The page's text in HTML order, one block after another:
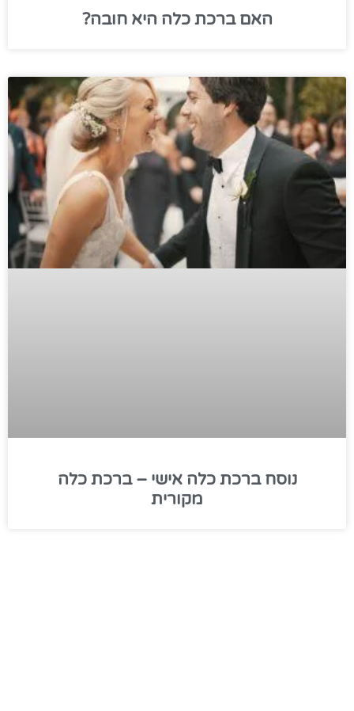
האם ברכת כלה היא חובה?
נוסח ברכת כלה אישי – ברכת כלה
מקורית